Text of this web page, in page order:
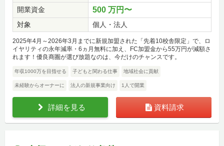
開業資金
500 万円〜
対象 個人・法人
2025年4月～2026年3月までに新規加盟された「先着10校舎限定」で、ロ
イヤリティの永年減率・6ヵ月無料に加え、FC加盟金から55万円が減額さ
れます！優良商圏が選び放題なのは、今だけのチャンスです。
年収1000万を目指せる 子どもと関わる仕事 地域社会に貢献
未経験からオーナーに 法人の新規事業向け 1人で開業
詳細を見る 資料請求